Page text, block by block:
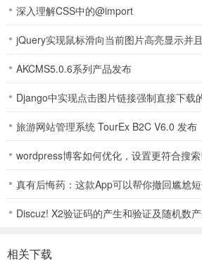
深入理解CSS中的@import
jQuery实现鼠标滑向当前图片高亮显示并
AKCMS5.0.6系列产品发布
Django中实现点击图片链接强制直接下载
旅游网站管理系统 TourEx B2C V6.0 发布
wordpress博客如何优化，设置更符合搜
真有后悔药：这款App可以帮你撤回尴尬
Discuz! X2验证码的产生和验证及随机数
相关下载